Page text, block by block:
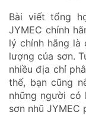
Bài viết tổng
JYMEC chính
lý chính hãng
lượng của sơn.
nhiều địa chỉ
thế, bạn cũng
những người có
sơn nhũ JYMEC